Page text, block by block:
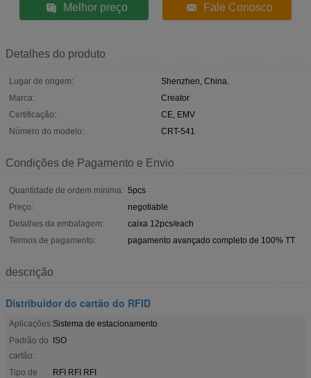
Melhor preço Fale Conosco
Detalhes do produto
Lugar de origem:
Shenzhen, China.
Marca:
Creator
Certificação:
CE, EMV
Número do modelo:
CRT-541
Condições de Pagamento e Envio
Quantidade de ordem mínima: 5pcs
Preço:
negotiable
Detalhes da embalagem:
caixa 12pcs/each
Termos de pagamento:
pagamento avançado completo de 100% TT
descrição
Distribuidor do cartão do RFID
Aplicações:Sistema de estacionamento
Padrão do
cartão:
ISO
Tipo de
RFI RFI RFI